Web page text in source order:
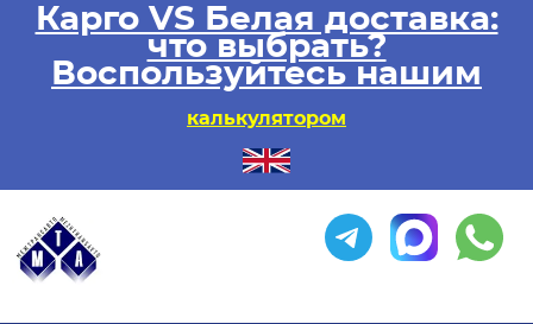
Карго VS Белая доставка:
что выбрать?
Воспользуйтесь нашим
калькулятором